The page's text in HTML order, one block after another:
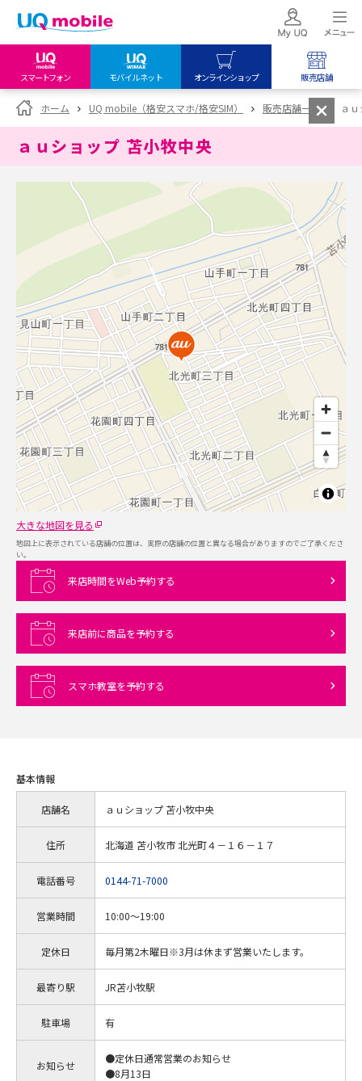
スマートフォン モバイルネット オンラインショップ 販売店舗
my UQ WiMAX
UQ WiMAX ご契約の方
My UQ mobile
UQ mobile
データチャージサイト
UQ mobile
オンラインショップ
UQ WiMAX
UQ mobile
販売店舗
UQ WiMAX
ホーム UQ mobile（格安スマホ/格安SIM） 販売店舗一覧 ａ
ａｕショップ 苫小牧中央
大きな地図を見る
地図上に表示されている店舗の位置は、実際の店舗の位置と異なる場合がありますのでご了承くださ
い。
来店時間をWeb予約する
来店前に商品を予約する
スマホ教室を予約する
基本情報
店舗名 ａｕショップ 苫小牧中央
住所 北海道 苫小牧市 北光町４－１６－１７
電話番号 0144-71-7000
営業時間 10:00～19:00
定休日 毎月第2木曜日※3月は休まず営業いたします。
最寄り駅 JR苫小牧駅
駐車場 有
お知らせ
●定休日通常営業のお知らせ
●8月13日